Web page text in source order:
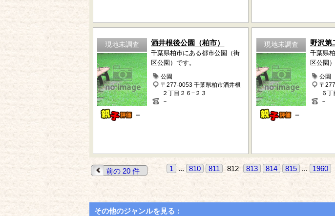
現地未調査
－
酒井根後公園（柏市）
千葉県柏市にある都市公園（街
区公園）です。
公園
〒277-0053 千葉県柏市酒井根
２丁目２６−２３
－
現地未調査
－
野沢第
千葉県
区公園）
公園
〒
６丁
－
前の 20 件 1 ... 810 811 812 813 814 815 ... 1960
その他のジャンルを見る：